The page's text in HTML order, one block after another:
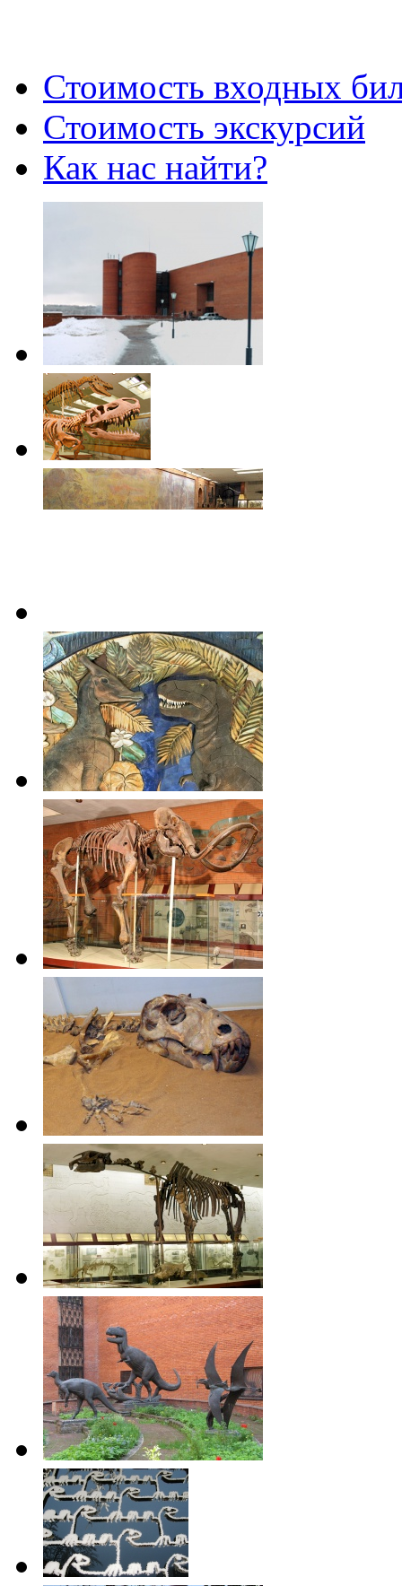
Стоимость входных
Стоимость экскурсий
Как нас найти?